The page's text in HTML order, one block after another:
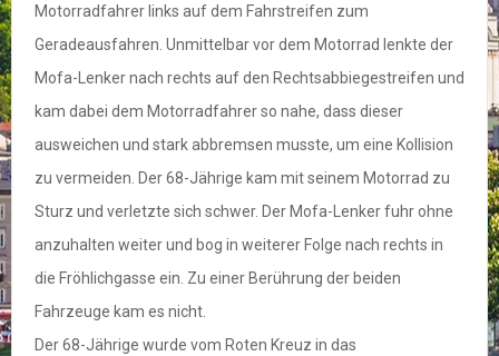
Motorradfahrer links auf dem Fahrstreifen zum
Geradeausfahren. Unmittelbar vor dem Motorrad lenkte der
Mofa-Lenker nach rechts auf den Rechtsabbiegestreifen und
kam dabei dem Motorradfahrer so nahe, dass dieser
ausweichen und stark abbremsen musste, um eine Kollision
zu vermeiden. Der 68-Jährige kam mit seinem Motorrad zu
Sturz und verletzte sich schwer. Der Mofa-Lenker fuhr ohne
anzuhalten weiter und bog in weiterer Folge nach rechts in
die Fröhlichgasse ein. Zu einer Berührung der beiden
Fahrzeuge kam es nicht.
Der 68-Jährige wurde vom Roten Kreuz in das